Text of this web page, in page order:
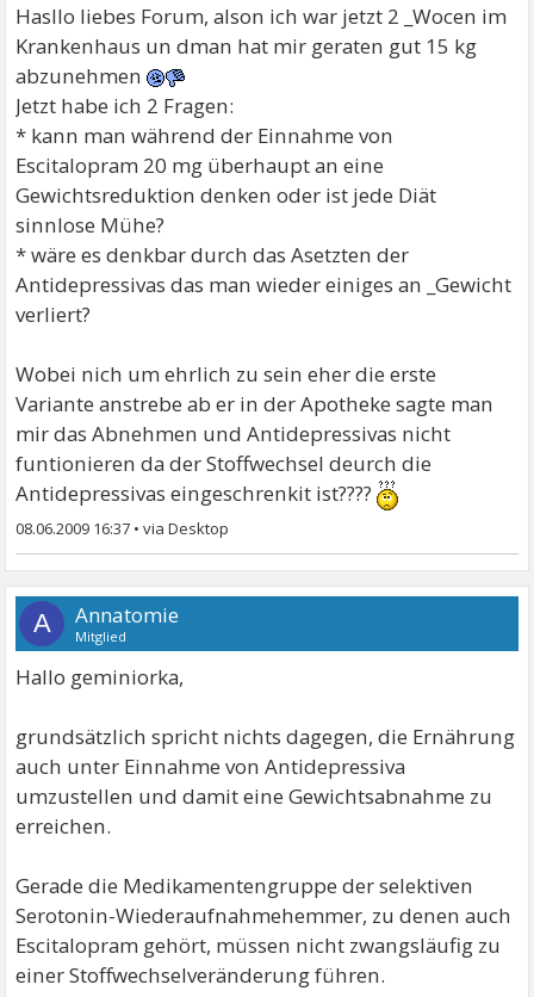
Hasllo liebes Forum, alson ich war jetzt 2 _Wocen im
Krankenhaus un dman hat mir geraten gut 15 kg
abzunehmen
Jetzt habe ich 2 Fragen:
* kann man während der Einnahme von
Escitalopram 20 mg überhaupt an eine
Gewichtsreduktion denken oder ist jede Diät
sinnlose Mühe?
* wäre es denkbar durch das Asetzten der
Antidepressivas das man wieder einiges an _Gewicht
verliert?
Wobei nich um ehrlich zu sein eher die erste
Variante anstrebe ab er in der Apotheke sagte man
mir das Abnehmen und Antidepressivas nicht
funtionieren da der Stoffwechsel deurch die
Antidepressivas eingeschrenkit ist????
08.06.2009 16:37 •
A Annatomie
Mitglied
Hallo geminiorka,
grundsätzlich spricht nichts dagegen, die Ernährung
auch unter Einnahme von Antidepressiva
umzustellen und damit eine Gewichtsabnahme zu
erreichen.
Gerade die Medikamentengruppe der selektiven
Serotonin-Wiederaufnahmehemmer, zu denen auch
Escitalopram gehört, müssen nicht zwangsläufig zu
einer Stoffwechselveränderung führen.